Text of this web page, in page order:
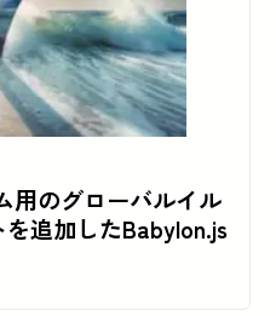
用のグローバルイル
追加したBabylon.js